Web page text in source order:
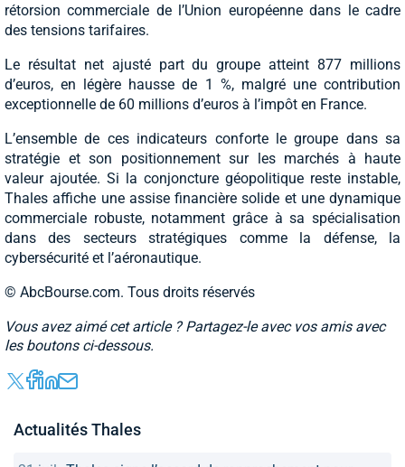
rétorsion commerciale de l’Union européenne dans le cadre
des tensions tarifaires.
Le résultat net ajusté part du groupe atteint 877 millions
d’euros, en légère hausse de 1 %, malgré une contribution
exceptionnelle de 60 millions d’euros à l’impôt en France.
L’ensemble de ces indicateurs conforte le groupe dans sa
stratégie et son positionnement sur les marchés à haute
valeur ajoutée. Si la conjoncture géopolitique reste instable,
Thales affiche une assise financière solide et une dynamique
commerciale robuste, notamment grâce à sa spécialisation
dans des secteurs stratégiques comme la défense, la
cybersécurité et l’aéronautique.
© AbcBourse.com. Tous droits réservés
Vous avez aimé cet article ? Partagez-le avec vos amis avec
les boutons ci-dessous.
Actualités Thales